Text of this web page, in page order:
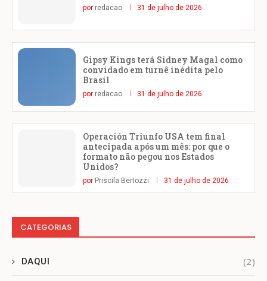
por redacao 31 de julho de 2026
Gipsy Kings terá Sidney Magal como
convidado em turnê inédita pelo
Brasil
por redacao 31 de julho de 2026
Operación Triunfo USA tem final
antecipada após um mês: por que o
formato não pegou nos Estados
Unidos?
por Priscila Bertozzi 31 de julho de 2026
CATEGORIAS
DAQUI (2)